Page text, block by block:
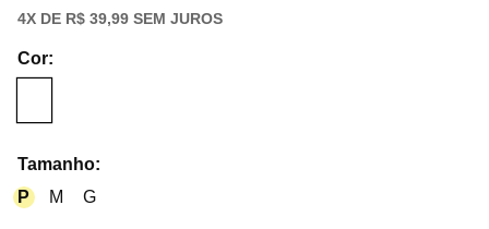
4X DE R$ 39,99 SEM JUROS
Cor:
Tamanho:
P
M G